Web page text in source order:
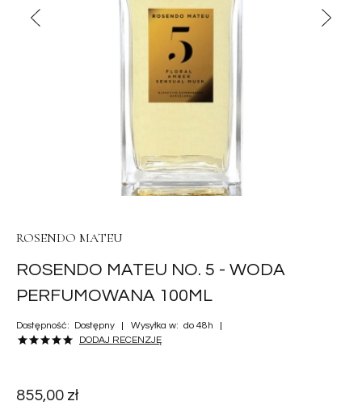
ROSENDO MATEU
ROSENDO MATEU NO. 5 - WODA
PERFUMOWANA 100ML
Dostępność: Dostępny Wysyłka w: do 48h
DODAJ RECENZJĘ
855,00 zł